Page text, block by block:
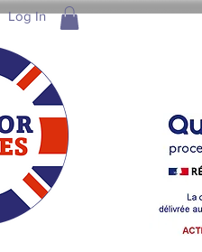
Log In